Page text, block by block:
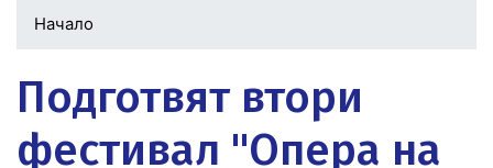
Начало
Подготвят втори
фестивал "Опера на